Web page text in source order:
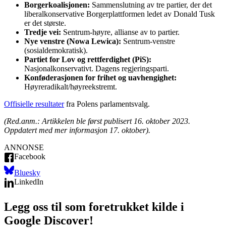
Borgerkoalisjonen: Sammenslutning av tre partier, der det
liberalkonservative Borgerplattformen ledet av Donald Tusk
er det største.
Tredje vei: Sentrum-høyre, allianse av to partier.
Nye venstre (Nowa Lewica): Sentrum-venstre
(sosialdemokratisk).
Partiet for Lov og rettferdighet (PiS):
Nasjonalkonservativt. Dagens regjeringsparti.
Konføderasjonen for frihet og uavhengighet:
Høyreradikalt/høyreekstremt.
Offisielle resultaterfra Polens parlamentsvalg.
(Red.anm.: Artikkelen ble først publisert 16. oktober 2023.
Oppdatert med mer informasjon 17. oktober).
ANNONSE
Facebook
Bluesky
LinkedIn
Legg oss til som foretrukket kilde i
Google Discover!